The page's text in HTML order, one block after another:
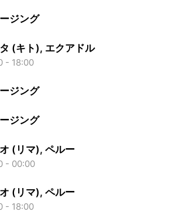
ジング
(キト), エクアドル
- 18:00
ジング
ジング
(リマ), ペルー
- 00:00
(リマ), ペルー
- 18:00